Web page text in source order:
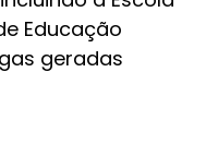
Educação
geradas